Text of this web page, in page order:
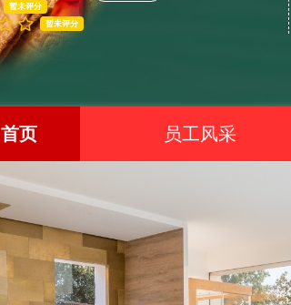
暂未评分
暂未评分
首页 员工风采